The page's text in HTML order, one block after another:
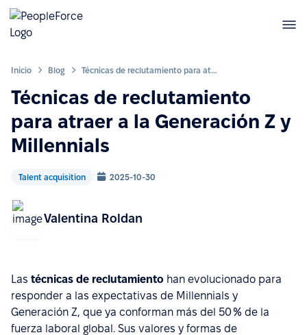
Inicio Blog Técnicas de reclutamiento para atraer a la Generación Z y Millennials
Técnicas de reclutamiento
para atraer a la Generación Z y
Millennials
Talent acquisition 2025-10-30
Valentina Roldan
Las técnicas de reclutamiento han evolucionado para
responder a las expectativas de Millennials y
Generación Z, que ya conforman más del 50 % de la
fuerza laboral global. Sus valores y formas de